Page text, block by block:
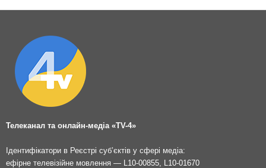
Телеканал та онлайн-медіа «TV-4»
Ідентифікатори в Реєстрі суб’єктів у сфері медіа:
ефірне телевізійне мовлення — L10-00855, L10-01670